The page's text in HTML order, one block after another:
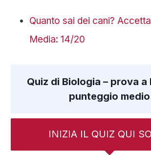
Quanto sai dei cani?
Media: 14/20
Quiz di Biologia – prova
punteggio medio
INIZIA IL QUIZ QUI